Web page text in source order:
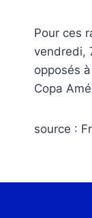
Pour ces
vendredi,
opposés
Copa
source :